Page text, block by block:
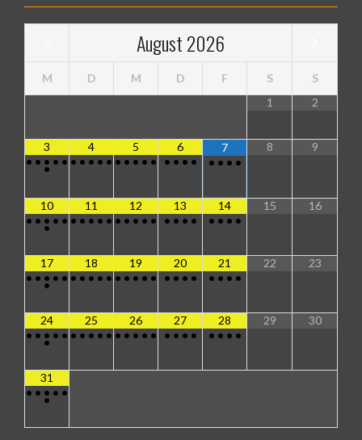
August2026
M D M D F S
S
1
2
3
• • • • •
•
4
• • • • •
5
• • • • •
6
• • • •
7
• • • •
8 9
10
• • • • •
•
11
• • • • •
12
• • • • •
13
• • • •
14
• • • •
15 16
17
• • • • •
•
18
• • • • •
19
• • • • •
20
• • • •
21
• • • •
22 23
24
• • • • •
•
25
• • • • •
26
• • • • •
27
• • • •
28
• • • •
29 30
31
• • • • •
•